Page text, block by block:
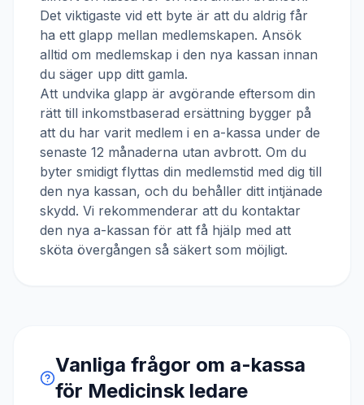
Det viktigaste vid ett byte är att du aldrig får
ha ett glapp mellan medlemskapen. Ansök
alltid om medlemskap i den nya kassan innan
du säger upp ditt gamla.
Att undvika glapp är avgörande eftersom din
rätt till inkomstbaserad ersättning bygger på
att du har varit medlem i en a-kassa under de
senaste 12 månaderna utan avbrott. Om du
byter smidigt flyttas din medlemstid med dig till
den nya kassan, och du behåller ditt intjänade
skydd. Vi rekommenderar att du kontaktar
den nya a-kassan för att få hjälp med att
sköta övergången så säkert som möjligt.
Vanliga frågor om a-kassa
för Medicinsk ledare